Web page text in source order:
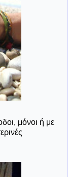
μόνοι ή με